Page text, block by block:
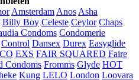
Amsterdam Anos Asha
Billy Boy Celeste Ceylor Chaps
Condoms Condomerie
Control Dansex Durex Easyglide
EXS FAIR SQUARED Faire
Condoms Fromms Glyde HOT
Kung LELO London Loovara